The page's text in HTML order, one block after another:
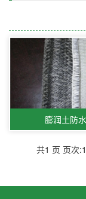
膨润土防
共1 页 页次